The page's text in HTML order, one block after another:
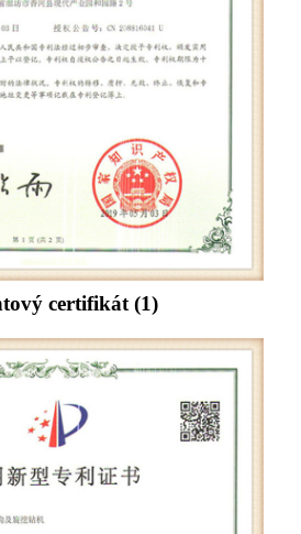
certifikát (1)